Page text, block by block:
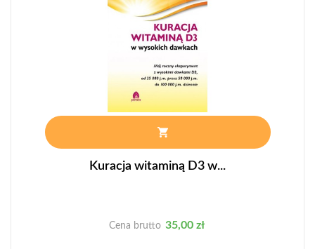
Kuracja witaminą D3 w...
Cena brutto Cena
35,00 zł